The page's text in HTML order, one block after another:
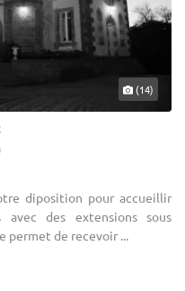
(14)
diposition pour accueillir
avec des extensions sous
permet de recevoir ...